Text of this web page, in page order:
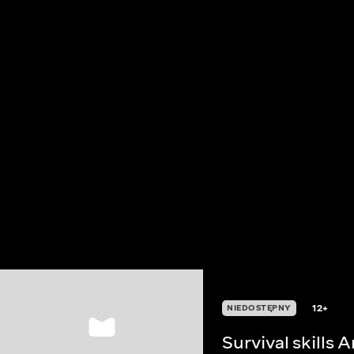
NIEDOSTĘPNY 12+
Survival skills